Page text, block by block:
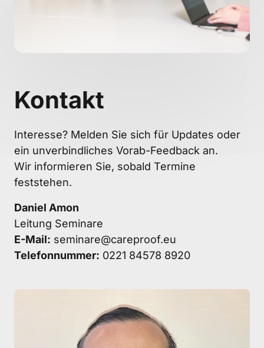
Kontakt
Interesse? Melden Sie sich für Updates oder
ein unverbindliches Vorab-Feedback an.
Wir informieren Sie, sobald Termine
feststehen.
Daniel Amon
E-Mail:
Telefonnummer: 0221 84578 8920